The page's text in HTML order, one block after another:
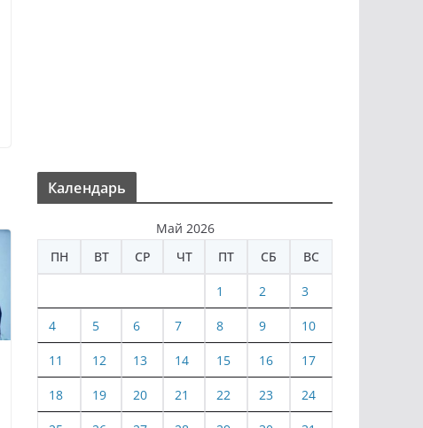
Календарь
Май 2026
ПН
ВТ СР ЧТ ПТ СБ ВС
1 2 3
4 5 6 7 8 9 10
11 12 13 14 15 16 17
18 19 20 21 22 23 24